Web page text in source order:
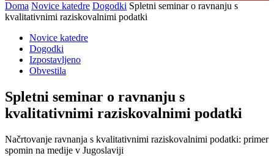
Doma Novice katedre Dogodki Spletni seminar o ravnanju s
kvalitativnimi raziskovalnimi podatki
Novice katedre
Dogodki
Izpostavljeno
Obvestila
Spletni seminar o ravnanju s
kvalitativnimi raziskovalnimi podatki
Načrtovanje ravnanja s kvalitativnimi raziskovalnimi podatki: primer
spomin na medije v Jugoslaviji